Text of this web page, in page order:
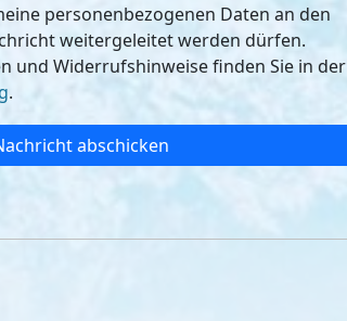
personenbezogenen Daten an den
werden dürfen.
und Widerrufshinweise finden Sie in der
.
abschicken